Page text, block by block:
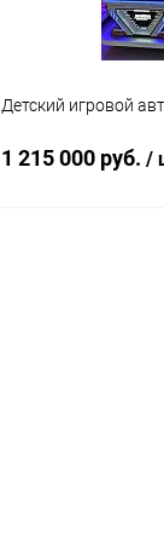
Детский игровой
1 215 000 руб. /